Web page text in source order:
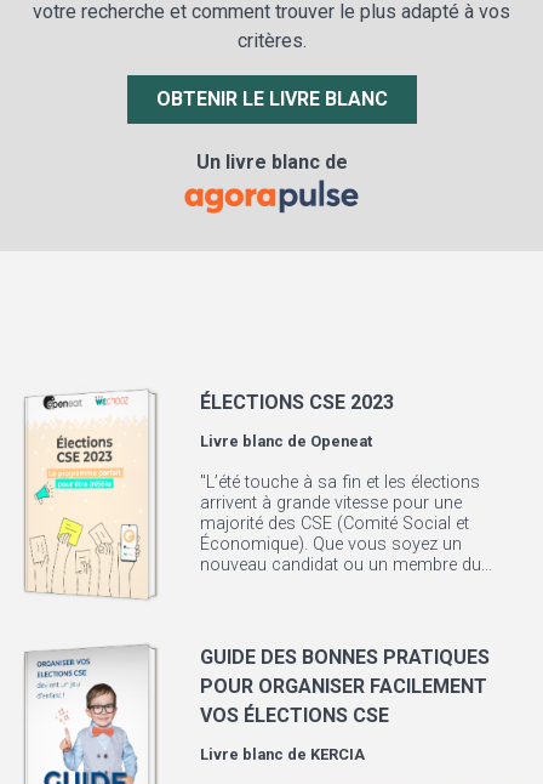
votre recherche et comment trouver le plus adapté à vos
critères.
OBTENIR LE LIVRE BLANC
Un livre blanc de
ÉLECTIONS CSE 2023
Livre blanc de Openeat
"L’été touche à sa fin et les élections
arrivent à grande vitesse pour une
majorité des CSE (Comité Social et
Économique). Que vous soyez un
nouveau candidat ou un membre du...
GUIDE DES BONNES PRATIQUES
POUR ORGANISER FACILEMENT
VOS ÉLECTIONS CSE
Livre blanc de KERCIA